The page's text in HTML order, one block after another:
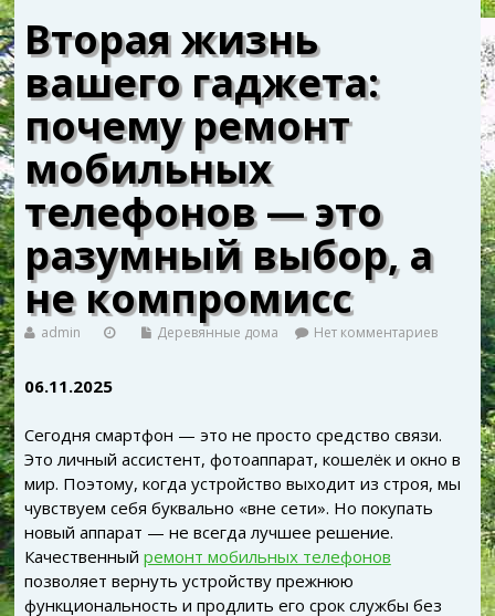
Вторая жизнь
вашего гаджета:
почему ремонт
мобильных
телефонов — это
разумный выбор, а
не компромисс
admin Деревянные дома Нет комментариев
06.11.2025
Сегодня смартфон — это не просто средство связи.
Это личный ассистент, фотоаппарат, кошелёк и окно в
мир. Поэтому, когда устройство выходит из строя, мы
чувствуем себя буквально «вне сети». Но покупать
новый аппарат — не всегда лучшее решение.
Качественный ремонт мобильных телефонов
позволяет вернуть устройству прежнюю
функциональность и продлить его срок службы без